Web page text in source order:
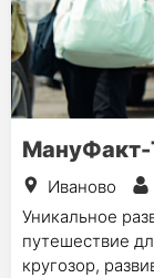
МануФакт-
Иваново
Уникальное
путешествие
кругозор,